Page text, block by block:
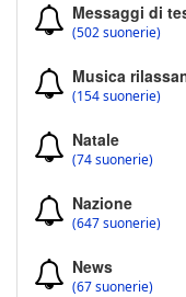
Messaggi di
(502 suonerie)
Musica
(154 suonerie)
Natale
(74 suonerie)
Nazione
(647 suonerie)
News
(67 suonerie)